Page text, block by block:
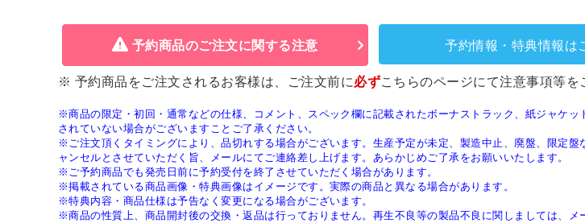
予約商品のご注文に関する注意 予約情報・特典情報は
※ 予約商品をご注文されるお客様は、ご注文前に必ずこちらのページにて注意事項等を
※商品の限定・初回・通常などの仕様、コメント、スペック欄に記載されたボーナストラック、紙ジャケ
されていない場合がございますことご了承ください。
※ご注文頂くタイミングにより、品切れする場合がございます。生産予定が未定、製造中止、廃盤、限定
ャンセルとさせていただく旨、メールにてご連絡差し上げます。あらかじめご了承をお願いいたします。
※ご予約商品でも発売日前に予約受付を終了させていただく場合があります。
※掲載されている商品画像・特典画像はイメージです。実際の商品と異なる場合があります。
※特典内容・商品仕様は予告なく変更になる場合がございます。
※商品の性質上、商品開封後の交換・返品は行っておりません。再生不良等の製品不良に関しましては、メ